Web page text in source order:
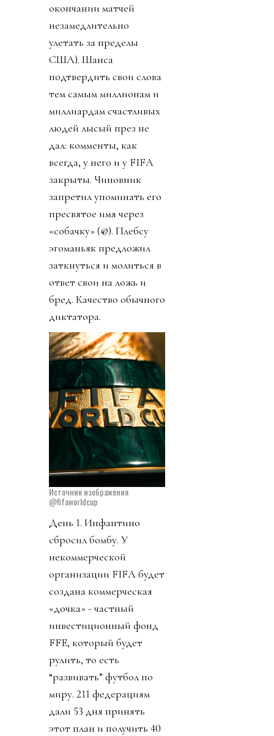
окончании матчей
незамедлительно
улетать за пределы
США). Шанса
подтвердить свои слова
тем самым миллионам и
миллиардам счастливых
людей лысый през не
дал: комменты, как
всегда, у него и у FIFA
закрыты. Чиновник
запретил упоминать его
пресвятое имя через
«собачку» (@). Плебсу
эгоманьяк предложил
заткнуться и молиться в
ответ свои на ложь и
бред. Качество обычного
диктатора.
Источник изображения
@fifaworldcup
День 1. Инфантино
сбросил бомбу. У
некоммерческой
организации FIFA будет
создана коммерческая
«дочка» - частный
инвестиционный фонд
FFE, который будет
рулить, то есть
“развивать” футбол по
миру. 211 федерациям
дали 53 дня принять
этот план и получить 40